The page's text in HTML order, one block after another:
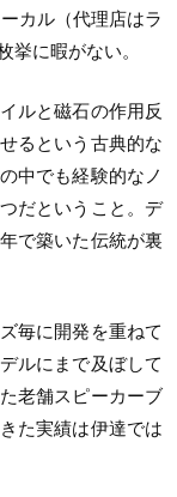
カル（代理店はラ
挙に暇がない。
ルと磁石の作用反
るという古典的な
中でも経験的なノ
だということ。デ
で築いた伝統が裏
毎に開発を重ねて
ルにまで及ぼして
老舗スピーカーブ
た実績は伊達では